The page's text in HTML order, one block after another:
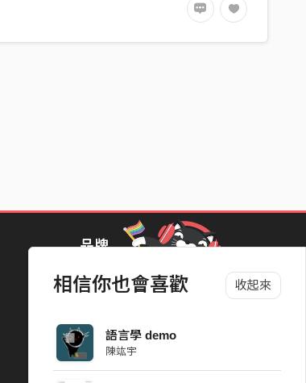
相信你也會喜歡 收起來
語言學 demo
陳竑宇
品牌
StreetVoice Awards 街聲音樂獎
Blow 吹音樂
Packer 派歌
SimpleLife 簡單生活節